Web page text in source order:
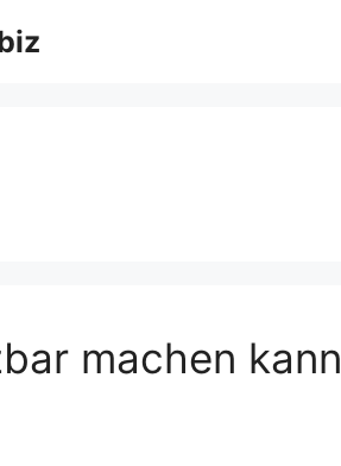
machen kann